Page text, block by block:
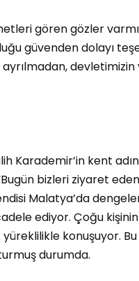
gören gözler
güvenden dolayı
Karademir’in kent
bizleri ziyaret
Malatya’da
ediyor. Çoğu
yüreklilikle konuşuyor.
durumda.